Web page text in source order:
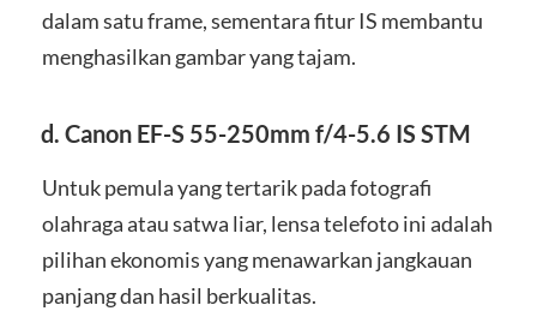
dalam satu frame, sementara fitur IS membantu
menghasilkan gambar yang tajam.
d. Canon EF-S 55-250mm f/4-5.6 IS STM
Untuk pemula yang tertarik pada fotografi
olahraga atau satwa liar, lensa telefoto ini adalah
pilihan ekonomis yang menawarkan jangkauan
panjang dan hasil berkualitas.